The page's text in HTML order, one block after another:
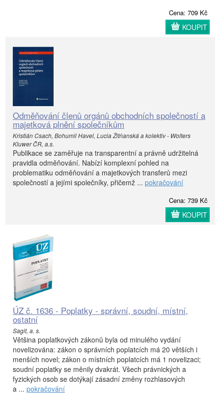
Cena: 709 Kč
KOUPIT
Odměňování členů orgánů obchodních společností a
majetková plnění společníkům
Kristián Csach, Bohumil Havel, Lucia Žitňanská a kolektiv - Wolters
Kluwer ČR, a.s.
Publikace se zaměřuje na transparentní a právně udržitelná
pravidla odměňování. Nabízí komplexní pohled na
problematiku odměňování a majetkových transferů mezi
společností a jejími společníky, přičemž ... pokračování
Cena: 739 Kč
KOUPIT
ÚZ č. 1636 - Poplatky - správní, soudní, místní,
ostatní
Sagit, a. s.
Většina poplatkových zákonů byla od minulého vydání
novelizována: zákon o správních poplatcích má 20 větších i
menších novel; zákon o místních poplatcích má 1 novelizaci;
soudní poplatky se měnily dvakrát. Všech právnických a
fyzických osob se dotýkají zásadní změny rozhlasových
a ... pokračování